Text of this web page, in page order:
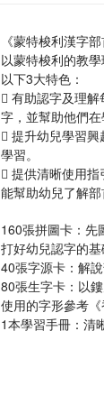
《蒙特梭利漢字部
以蒙特梭利的教
以下3大特色：
 有助認字及理
字，並幫助他們
 提升幼兒學習
學習。
 提供清晰使用
能幫助幼兒了解
160張拼圖卡：先
打好幼兒認字的基
40張字源卡：解
80張生字卡：以
使用的字形參考
1本學習手冊：清